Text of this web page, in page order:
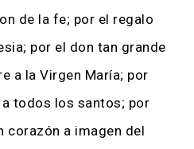
de la fe; por el regalo
por el don tan grande
a la Virgen María; por
todos los santos; por
corazón a imagen del